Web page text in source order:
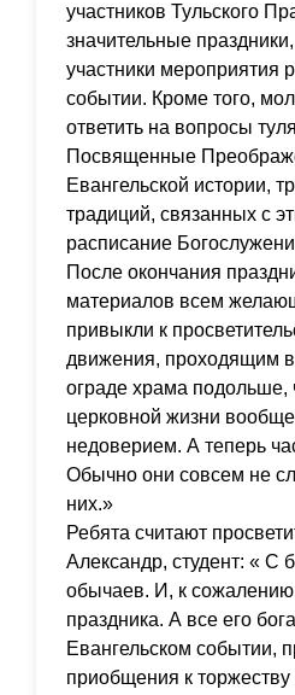
участников Тульского
значительные
участники мероприятия
событии. Кроме того,
ответить на вопросы
Посвященные
Евангельской истории,
традиций, связанных с
расписание
После окончания
материалов всем
привыкли к
движения, проходящим
ограде храма подольше,
церковной жизни
недоверием. А теперь
Обычно они совсем не
них.»
Ребята считают
Александр, студент: « С
обычаев. И, к
праздника. А все его
Евангельском событии,
приобщения к